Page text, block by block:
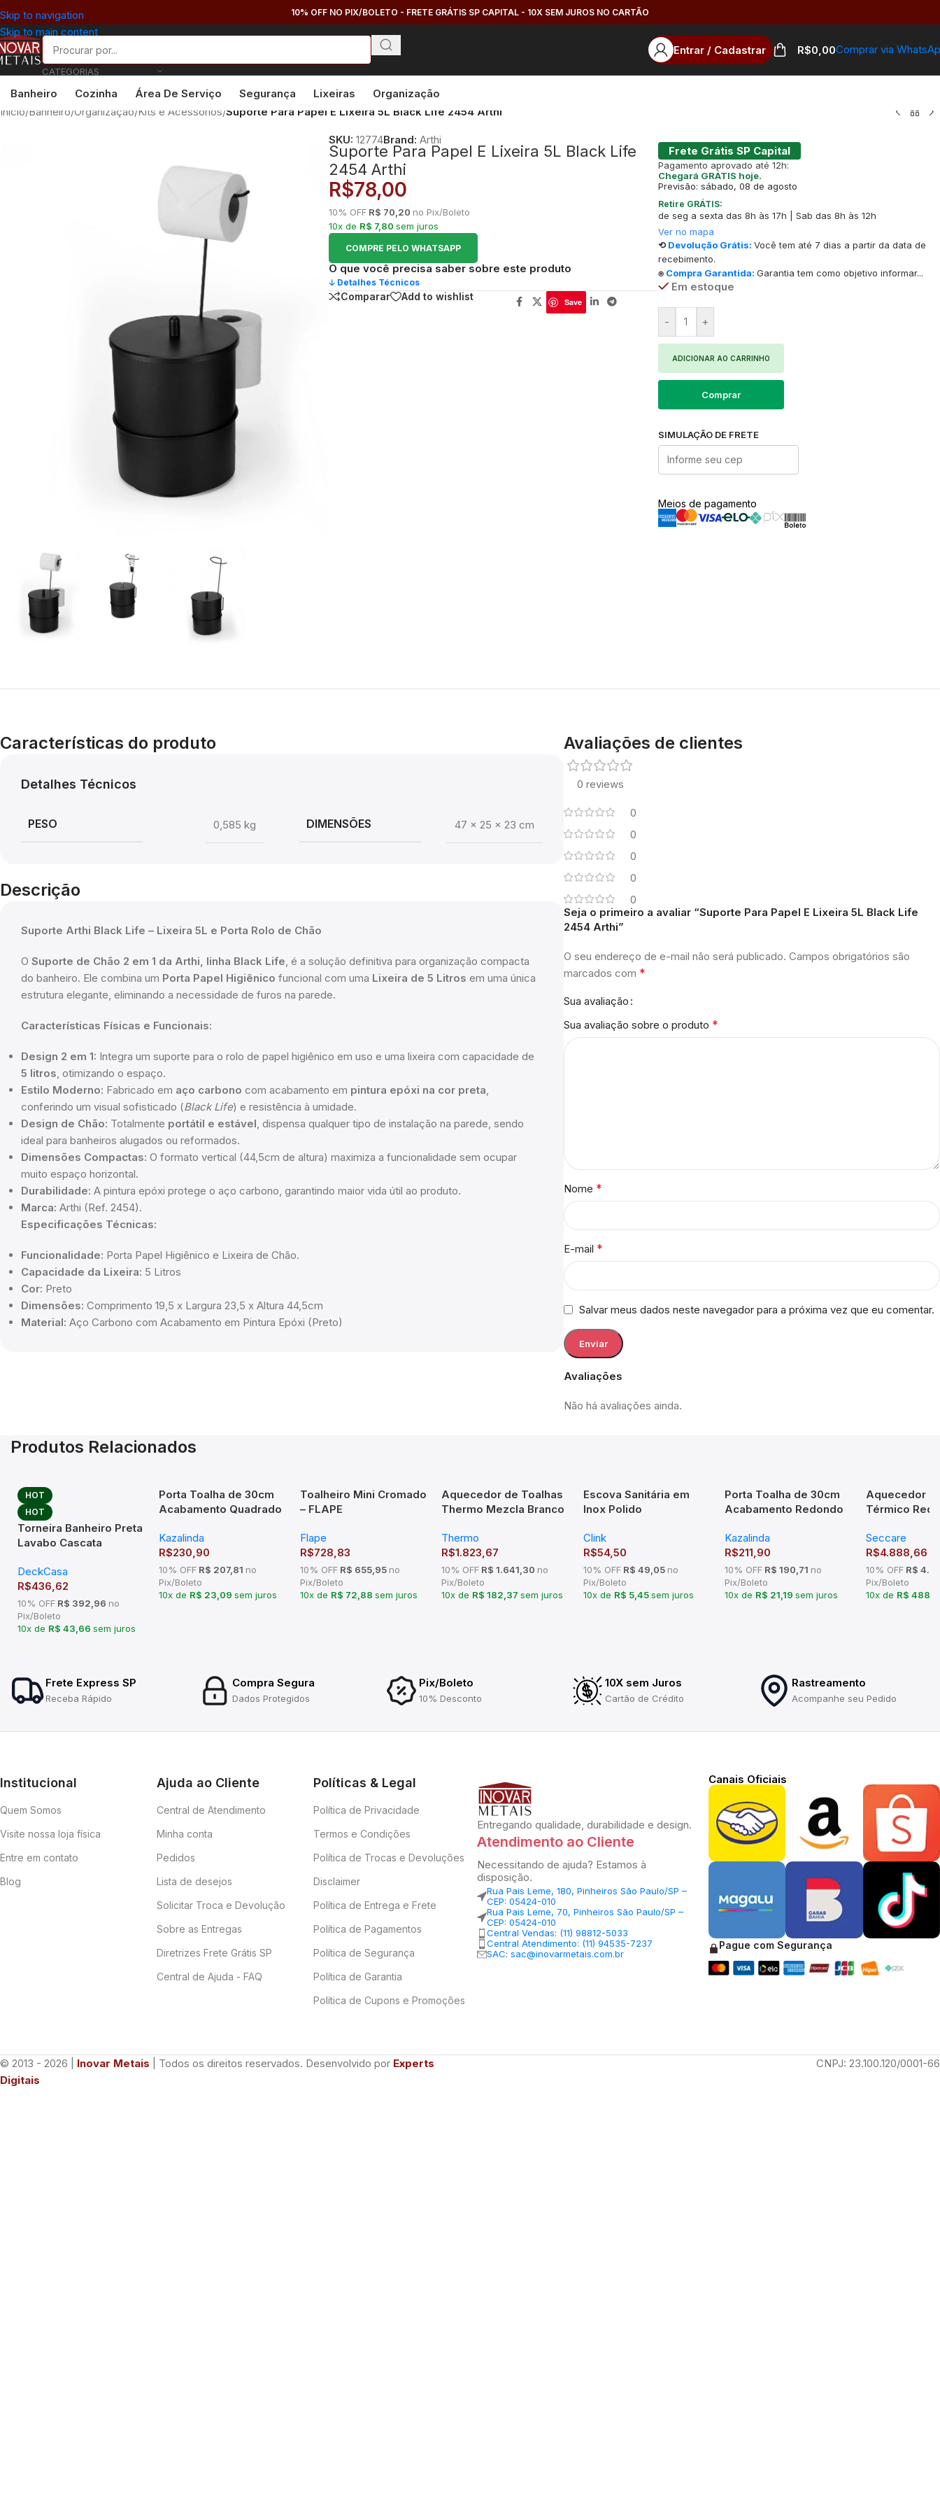
Skip to navigation
Skip to main content
10% OFF NO PIX/BOLETO - FRETE GRÁTIS SP CAPITAL - 10X SEM JUROS NO CARTÃO
CATEGORIAS
Entrar / Cadastrar R$0,00Comprar via
Banheiro Cozinha Área De Serviço Segurança Lixeiras
Organização
Início/Banheiro/Organização/Kits e Acessórios/Suporte Para Papel E Lixeira 5L Black Life 2454 Arthi
SKU:12774Brand:Arthi
Suporte Para Papel E Lixeira 5L Black Life
2454 Arthi
R$78,00
10% OFF R$ 70,20 no Pix/Boleto
10x de R$ 7,80sem juros
COMPRE PELO WHATSAPP
O que você precisa saber sobre este produto
🡣 Detalhes Técnicos
Comparar Add to wishlist Save
Frete Grátis SP Capital
Pagamento aprovado até 12h:
Chegará GRÁTIS hoje.
Previsão: sábado, 08 de agosto
Retire GRÁTIS:
de seg a sexta das 8h às 17h | Sab das 8h às 12h
Ver no mapa
⟲ Devolução Grátis: Você tem até 7 dias a partir da data de
recebimento.
⍟ Compra Garantida: Garantia tem como objetivo informar...
Em estoque
- +
ADICIONAR AO CARRINHO
Comprar
SIMULAÇÃO DE FRETE
Meios de pagamento
Características do produto
Detalhes Técnicos
PESO 0,585 kg DIMENSÕES 47 × 25 × 23 cm
Descrição
Suporte Arthi Black Life – Lixeira 5L e Porta Rolo de Chão
O Suporte de Chão 2 em 1 da Arthi, linha Black Life , é a solução definitiva para organização compacta
do banheiro. Ele combina um Porta Papel Higiênico funcional com uma Lixeira de 5 Litros em uma única
estrutura elegante, eliminando a necessidade de furos na parede.
Características Físicas e Funcionais:
Design 2 em 1: Integra um suporte para o rolo de papel higiênico em uso e uma lixeira com capacidade de
5 litros , otimizando o espaço.
Estilo Moderno: Fabricado em aço carbono com acabamento em pintura epóxi na cor preta
conferindo um visual sofisticado (Black Life) e resistência à umidade.
Design de Chão: Totalmente portátil e estável , dispensa qualquer tipo de instalação na parede, sendo
ideal para banheiros alugados ou reformados.
Dimensões Compactas: O formato vertical (44,5cm de altura) maximiza a funcionalidade sem ocupar
muito espaço horizontal.
Durabilidade: A pintura epóxi protege o aço carbono, garantindo maior vida útil ao produto.
Marca: Arthi (Ref. 2454).
Especificações Técnicas:
Funcionalidade: Porta Papel Higiênico e Lixeira de Chão.
Capacidade da Lixeira: 5 Litros
Cor: Preto
Dimensões: Comprimento 19,5 x Largura 23,5 x Altura 44,5cm
Material: Aço Carbono com Acabamento em Pintura Epóxi (Preto)
Avaliações de clientes
0 reviews
0
0
0
0
0
Avaliações
Não há avaliações ainda.
Seja o primeiro a avaliar “Suporte Para Papel E Lixeira 5L Black Life
2454 Arthi”
O seu endereço de e-mail não será publicado. Campos obrigatórios são
marcados com *
Sua avaliação
Sua avaliação sobre o produto *
Nome *
E-mail *
Salvar meus dados neste navegador para a próxima vez que eu comentar.
Produtos Relacionados
HOT
HOT
Torneira Banheiro Preta
Lavabo Cascata
Alta
DeckCasa
R$436,62
10% OFF R$ 392,96 no
Pix/Boleto
10x de R$ 43,66 sem juros
Porta Toalha de 30cm
Acabamento Quadrado
Kazalinda
R$230,90
10% OFF R$ 207,81 no
Pix/Boleto
10x de R$ 23,09sem juros
Toalheiro Mini Cromado
– FLAPE
Flape
R$728,83
10% OFF R$ 655,95 no
Pix/Boleto
10x de R$ 72,88sem juros
Aquecedor de Toalhas
Thermo Mezcla Branco
Thermo
R$1.823,67
10% OFF R$ 1.641,30 no
Pix/Boleto
10x de R$ 182,37sem juros
Escova Sanitária em
Inox Polido
Clink
R$54,50
10% OFFR$ 49,05 no
Pix/Boleto
10x de R$ 5,45sem juros
Porta Toalha de 30cm
Acabamento Redondo
Cromado – TM176102
Kazalinda
R$211,90
10% OFFR$ 190,71 no
Pix/Boleto
10x de R$ 21,19 sem juros
Aquecedor
Térmico
Seccare
R$4.888,66
10% OFFR$
Pix/Boleto
10x de R$
Frete Express SP
Receba Rápido
Compra Segura
Dados Protegidos
Pix/Boleto
10% Desconto
10X sem Juros
Cartão de Crédito
Rastreamento
Acompanhe seu Pedido
Institucional
Quem Somos
Visite nossa loja física
Entre em contato
Blog
Ajuda ao Cliente
Central de Atendimento
Minha conta
Pedidos
Lista de desejos
Solicitar Troca e Devolução
Sobre as Entregas
Diretrizes Frete Grátis SP
Central de Ajuda - FAQ
Políticas & Legal
Política de Privacidade
Termos e Condições
Política de Trocas e Devoluções
Disclaimer
Política de Entrega e Frete
Política de Pagamentos
Política de Segurança
Política de Garantia
Política de Cupons e Promoções
Entregando qualidade, durabilidade e design.
Atendimento ao Cliente
Necessitando de ajuda? Estamos à
disposição.
Rua Pais Leme, 180, Pinheiros São Paulo/SP –
CEP: 05424-010
Rua Pais Leme, 70, Pinheiros São Paulo/SP –
CEP: 05424-010
Central Vendas: (11) 98812-5033
Central Atendimento: (11) 94535-7237
SAC: sac@inovarmetais.com.br
Canais Oficiais
Pague com Segurança
© 2013 - 2026 | Inovar Metais | Todos os direitos reservados. Desenvolvido por Experts
Digitais
CNPJ: 23.100.120/0001-66